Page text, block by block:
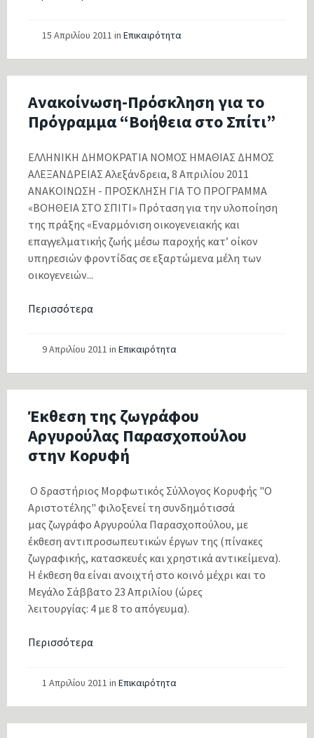
15 Απριλίου 2011 in Επικαιρότητα
Ανακοίνωση-Πρόσκληση για το
Πρόγραμμα “Βοήθεια στο Σπίτι”
ΕΛΛΗΝΙΚΗ ΔΗΜΟΚΡΑΤΙΑ ΝΟΜΟΣ ΗΜΑΘΙΑΣ ΔΗΜΟΣ
ΑΛΕΞΑΝΔΡΕΙΑΣ Αλεξάνδρεια, 8 Απριλίου 2011
ΑΝΑΚΟΙΝΩΣΗ - ΠΡΟΣΚΛΗΣΗ ΓΙΑ ΤΟ ΠΡΟΓΡΑΜΜΑ
«ΒΟΗΘΕΙΑ ΣΤΟ ΣΠΙΤΙ» Πρόταση για την υλοποίηση
της πράξης «Εναρμόνιση οικογενειακής και
επαγγελματικής ζωής μέσω παροχής κατ’ οίκον
υπηρεσιών φροντίδας σε εξαρτώμενα μέλη των
οικογενειών...
Περισσότερα
9 Απριλίου 2011 in Επικαιρότητα
Έκθεση της ζωγράφου
Αργυρούλας Παρασχοπούλου
στην Κορυφή
Ο δραστήριος Μορφωτικός Σύλλογος Κορυφής "Ο
Αριστοτέλης" φιλοξενεί τη συνδημότισσά
μας ζωγράφο Αργυρούλα Παρασχοπούλου, με
έκθεση αντιπροσωπευτικών έργων της (πίνακες
ζωγραφικής, κατασκευές και χρηστικά αντικείμενα).
Η έκθεση θα είναι ανοιχτή στο κοινό μέχρι και το
Μεγάλο Σάββατο 23 Απριλίου (ώρες
λειτουργίας: 4 με 8 το απόγευμα).
Περισσότερα
1 Απριλίου 2011 in Επικαιρότητα